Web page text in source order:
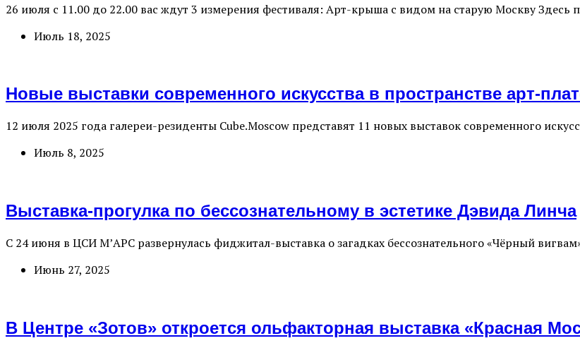
26 июля с 11.00 до 22.00 вас ждут 3 измерения фестиваля: Арт-крыша с видом на старую Москву
Июль 18, 2025
Новые выставки современного искусства в пространстве арт-
12 июля 2025 года галереи-резиденты Cube.Moscow представят 11 новых выставок современного
Июль 8, 2025
Выставка-прогулка по бессознательному в эстетике Дэвида Линча
С 24 июня в ЦСИ М’АРС развернулась фиджитал-выставка о загадках бессознательного «Чёрный
Июнь 27, 2025
В Центре «Зотов» откроется ольфакторная выставка «Красная